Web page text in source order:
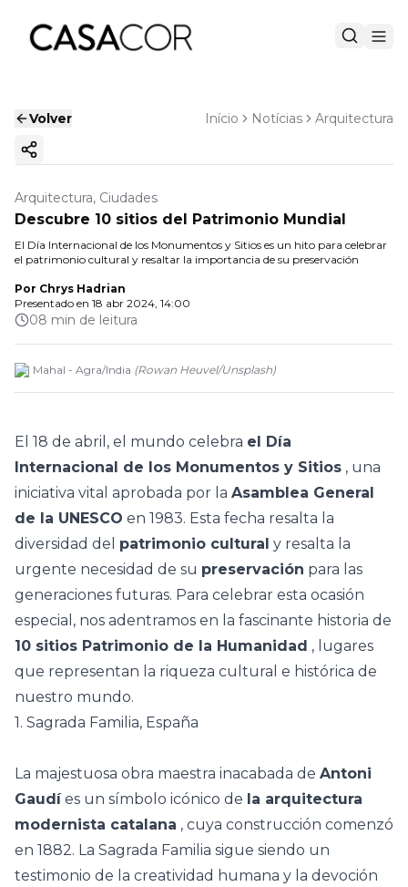
Volver Início Notícias Arquitectura
Copiar enlace
Arquitectura, Ciudades
Descubre 10 sitios del Patrimonio Mundial
El Día Internacional de los Monumentos y Sitios es un hito para celebrar
el patrimonio cultural y resaltar la importancia de su preservación
Por Chrys Hadrian
Presentado en 18 abr 2024, 14:00
08 min de leitura
Taj Mahal - Agra/India (Rowan Heuvel/Unsplash)
El 18 de abril, el mundo celebra el Día
Internacional de los Monumentos y Sitios , una
iniciativa vital aprobada por la Asamblea General
de la UNESCO en 1983. Esta fecha resalta la
diversidad del patrimonio cultural y resalta la
urgente necesidad de su preservación para las
generaciones futuras. Para celebrar esta ocasión
especial, nos adentramos en la fascinante historia de
10 sitios Patrimonio de la Humanidad , lugares
que representan la riqueza cultural e histórica de
nuestro mundo.
1. Sagrada Familia, España
La majestuosa obra maestra inacabada de Antoni
Gaudíes un símbolo icónico de la arquitectura
modernista catalana , cuya construcción comenzó
en 1882. La Sagrada Familia sigue siendo un
testimonio de la creatividad humana y la devoción